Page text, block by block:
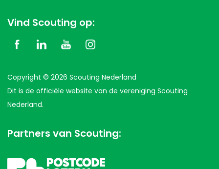
Vind Scouting op:
Copyright © 2026 Scouting Nederland
Dit is de officiële website van de vereniging Scouting
Nederland.
Partners van Scouting: